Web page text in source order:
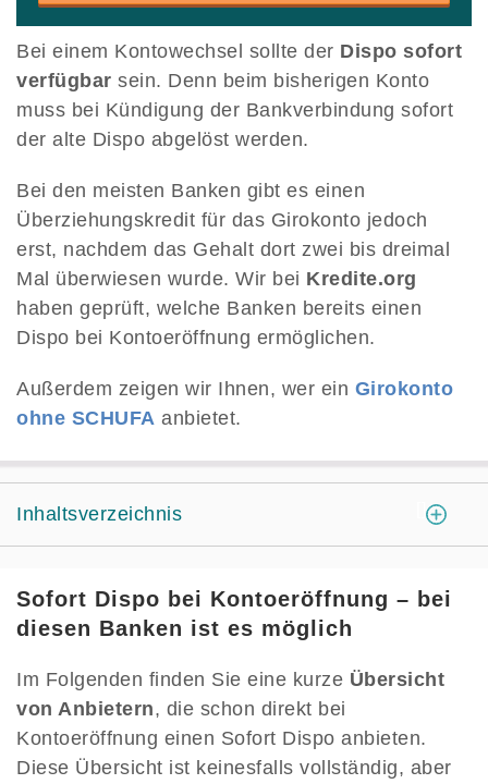
Bei einem Kontowechsel sollte der Dispo sofort
verfügbar sein. Denn beim bisherigen Konto
muss bei Kündigung der Bankverbindung sofort
der alte Dispo abgelöst werden.
Bei den meisten Banken gibt es einen
Überziehungskredit für das Girokonto jedoch
erst, nachdem das Gehalt dort zwei bis dreimal
Mal überwiesen wurde. Wir bei Kredite.org
haben geprüft, welche Banken bereits einen
Dispo bei Kontoeröffnung ermöglichen.
Außerdem zeigen wir Ihnen, wer ein Girokonto
ohne SCHUFA anbietet.
Inhaltsverzeichnis
Sofort Dispo bei Kontoeröffnung – bei
diesen Banken ist es möglich
Im Folgenden finden Sie eine kurze Übersicht
von Anbietern, die schon direkt bei
Kontoeröffnung einen Sofort Dispo anbieten.
Diese Übersicht ist keinesfalls vollständig, aber